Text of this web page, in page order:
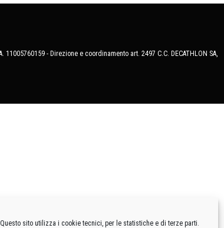
Questo sito utilizza i cookie tecnici, per le statistiche e di terze parti.
11005760159 - Direzione e coordinamento art. 2497 C.C. DECATHLON SA,